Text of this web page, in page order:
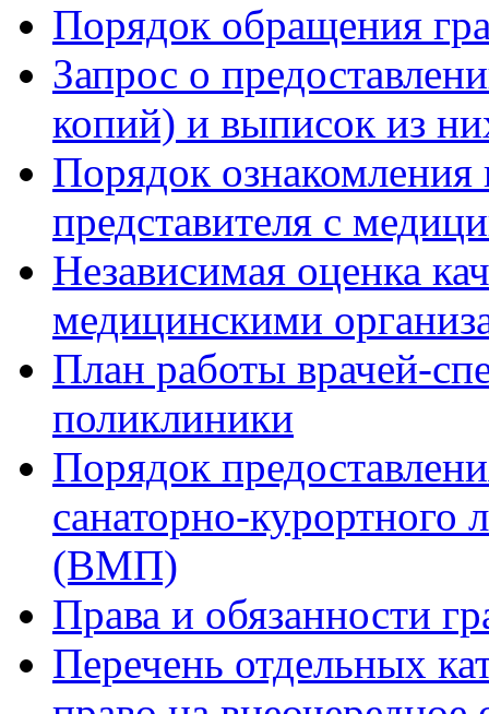
Порядок обращения
Запрос о
копий) и выписок из
Порядок ознакомления
представителя с
Независимая оценка
медицинскими
План работы врачей-
поликлиники
Порядок
санаторно-
(ВМП)
Права и обязанности
Перечень отдельных